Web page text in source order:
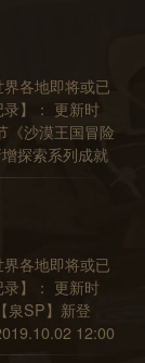
书的随机攻击
参谋技只对我
SP 四魂叙述
正探索关卡中饱
魂册显示的叙述
修正洛的参谋
荷斯缇雅SP
莉亚MZ 被动技
异常触发刃
技能与被动技
为与叙述一致
异常，发动技
乘，此为异常
⦿ 8/21 更新
修正玛莉亚
修正娜雅MZ
本周幻境试炼
效果 修正本
8/14 更新后修
机攻击将不再
的发动时机。
只对我方队伍前
述 修正周二
叙述与战斗内
参谋技搭配全
数值异常累加
SP 时，在荷
05:00~09/23
怪兽)、芙蕾莉
⦿ 契约构
、安洁莉亚
源魂石) 蠢熊
魂石) 扬波、碎
率提升。 预计
各地即将或已
】： 更新时
沙漠王国冒险
探索系列成就
、海德、法蒂
(GMT+8)
可使用期间：
新预告 开放
05:00 【共鸣三
、猫眼SP、纳
、雪莉、希
预计下次更新
各地即将或已
】： 更新时
泉SP】新登
12:00
斯塔】共鸣二